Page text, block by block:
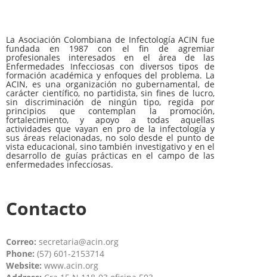
La Asociación Colombiana de Infectología ACIN fue
fundada en 1987 con el fin de agremiar
profesionales interesados en el área de las
Enfermedades Infecciosas con diversos tipos de
formación académica y enfoques del problema. La
ACIN, es una organización no gubernamental, de
carácter científico, no partidista, sin fines de lucro,
sin discriminación de ningún tipo, regida por
principios que contemplan la promoción,
fortalecimiento, y apoyo a todas aquellas
actividades que vayan en pro de la infectología y
sus áreas relacionadas, no solo desde el punto de
vista educacional, sino también investigativo y en el
desarrollo de guías prácticas en el campo de las
enfermedades infecciosas.
Contacto
Correo: secretaria@acin.org
Phone: (57) 601-2153714
Website: www.acin.org